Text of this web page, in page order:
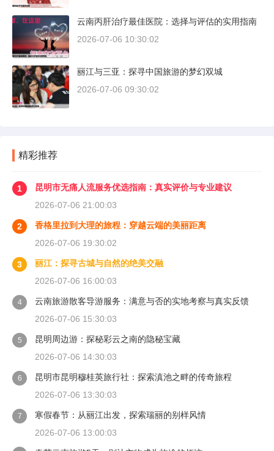
云南丙肝治疗最佳医院：选择与评估的实用指南
2026-07-06 10:30:02
丽江与三亚：探寻中国旅游的梦幻双城
2026-07-06 09:30:02
精彩推荐
1
昆明市无痛人流服务优选指南：真实评价与专业建议
2026-07-06 21:00:03
2
香格里拉到大理的旅程：穿越云端的美丽距离
2026-07-06 19:30:02
3
丽江：探寻古城与自然的绝美交融
2026-07-06 16:00:03
4
云南旅游散客导游服务：满意与否的实地考察与真实反馈
2026-07-06 15:30:03
5
昆明周边游：探秘彩云之南的隐秘宝藏
2026-07-06 14:30:03
6
昆明市昆明穆桂英旅行社：探索滇池之畔的传奇旅程
2026-07-06 13:30:03
7
寒假春节：从丽江出发，探索瑞丽的别样风情
2026-07-06 13:00:03